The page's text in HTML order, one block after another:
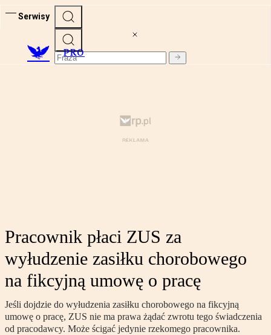
Serwisy
PRO
Pracownik płaci ZUS za
wyłudzenie zasiłku chorobowego
na fikcyjną umowę o pracę
Jeśli dojdzie do wyłudzenia zasiłku chorobowego na fikcyjną
umowę o pracę, ZUS nie ma prawa żądać zwrotu tego świadczenia
od pracodawcy. Może ścigać jedynie rzekomego pracownika.